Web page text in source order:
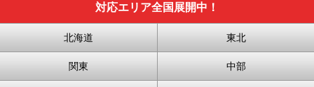
対応エリア全国展開中！
北海道 東北
関東 中部